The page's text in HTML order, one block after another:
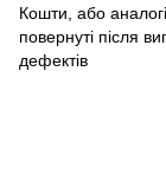
Кошти, або
повернуті після
дефектів